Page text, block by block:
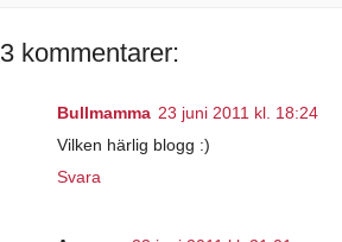
3 kommentarer:
Bullmamma 23 juni 2011 kl. 18:24
Vilken härlig blogg :)
Svara